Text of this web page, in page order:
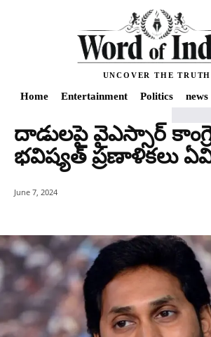
UNCOVER THE TRUTH
Home Entertainment Politics news
Home news దాడుల‌పై వైఎస్సార్ కాంగ్రెస్ పార్టీ భవిష్యత్
దాడుల‌పై వైఎస్సార్
భవిష్యత్ ప్రణాళికలు
June 7, 2024